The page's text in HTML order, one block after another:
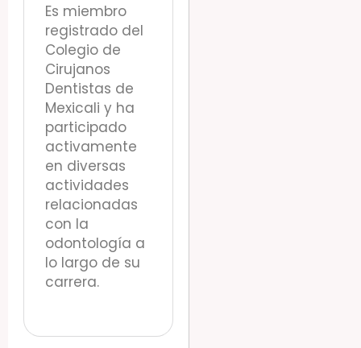
Es miembro
registrado del
Colegio de
Cirujanos
Dentistas de
Mexicali y ha
participado
activamente
en diversas
actividades
relacionadas
con la
odontología a
lo largo de su
carrera.